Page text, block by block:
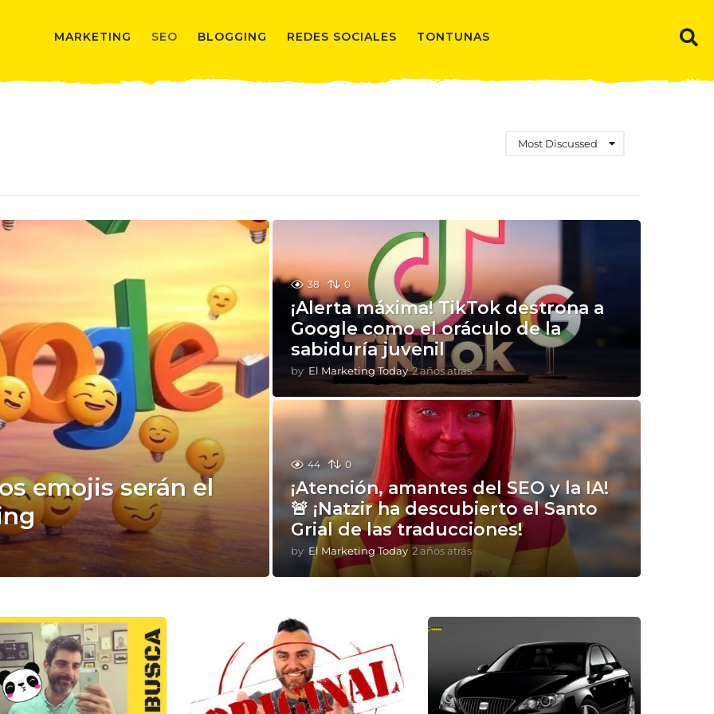
MARKETING SEO BLOGGING REDES SOCIALES TONTUNAS
Most Discussed
emojis serán el
38 0
¡Alerta máxima! TikTok destrona a
Google como el oráculo de la
sabiduría juvenil
by El Marketing Today 2 años atrás2
a
ñ
o
a
r
á
s
44 0
¡Atención, amantes del SEO y la IA!
🚨 ¡Natzir ha descubierto el Santo
Grial de las traducciones!
by El Marketing Today 2 años atrás
ñ
á